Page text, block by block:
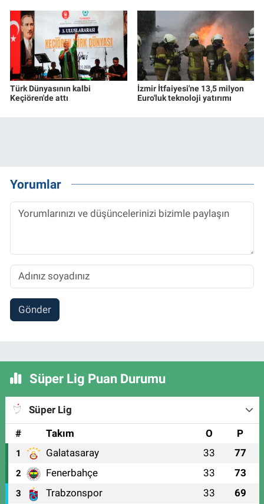
Türk Dünyasının kalbi
Keçiören'de attı
İzmir İtfaiyesi'ne 13,5 milyon
Euro'luk teknoloji yatırımı
Yorumlar
Gönder
Süper Lig Puan Durumu
Süper Lig
#
Takım O P
1 Galatasaray 33 77
2 Fenerbahçe 33 73
3 Trabzonspor 33 69